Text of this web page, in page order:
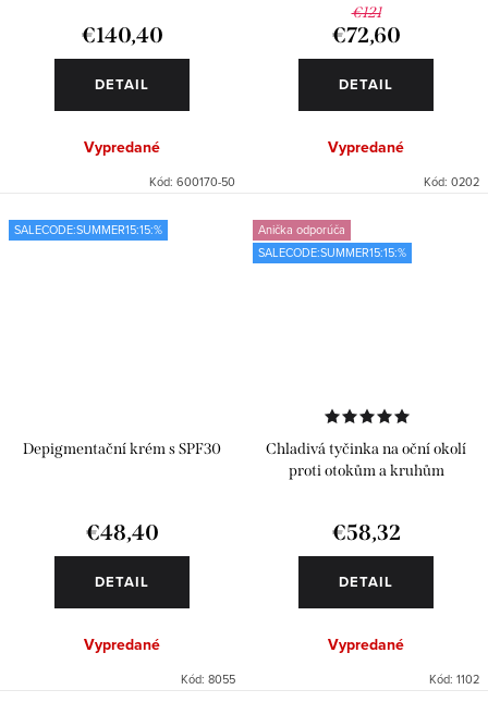
€140,40
DETAIL
Vypredané
Kód: 600170-50
€121
€72,60
DETAIL
Vypredané
Kód: 0202
SALECODE:SUMMER15:15:%
Depigmentační krém s SPF30
€48,40
DETAIL
Vypredané
Kód: 8055
Anička odporúča
SALECODE:SUMMER15:15:%
Chladivá tyčinka na oční okolí
proti otokům a kruhům
€58,32
DETAIL
Vypredané
Kód: 1102